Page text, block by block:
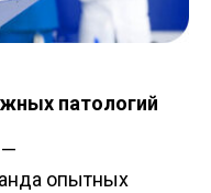
патологий
—
опытных